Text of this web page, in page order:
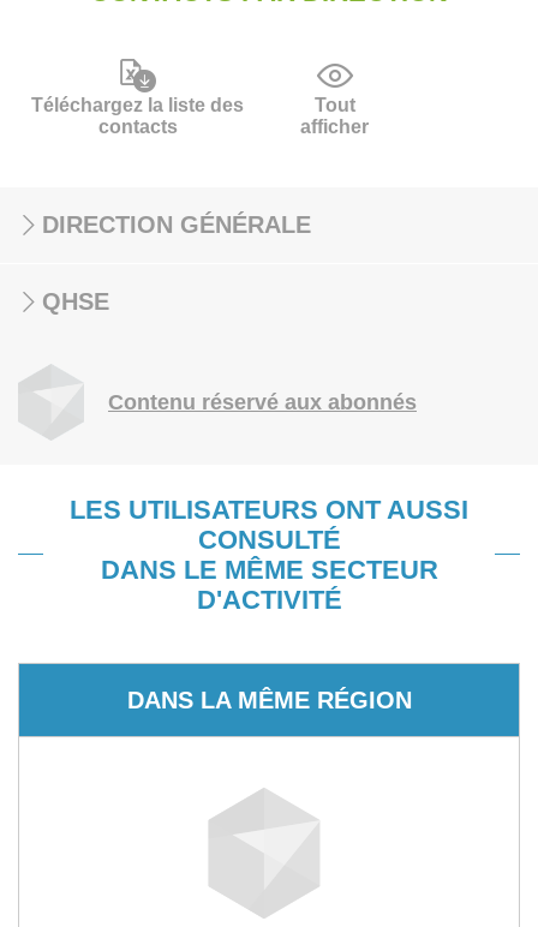
Téléchargez la liste des
contacts
Tout
afficher
DIRECTION GÉNÉRALE
QHSE
Contenu réservé aux abonnés
LES UTILISATEURS ONT AUSSI
CONSULTÉ
DANS LE MÊME SECTEUR
D'ACTIVITÉ
DANS LA MÊME RÉGION